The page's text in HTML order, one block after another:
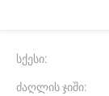
სქესი:
ძაღლის ჯიში: